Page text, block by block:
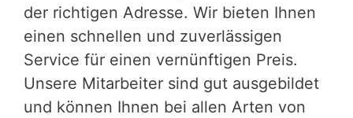
der richtigen Adresse. Wir bieten Ihnen
einen schnellen und zuverlässigen
Service für einen vernünftigen Preis.
Unsere Mitarbeiter sind gut ausgebildet
und können Ihnen bei allen Arten von